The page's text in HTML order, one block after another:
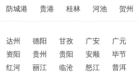
防城港 贵港 桂林 河池 贺州
达州 德阳 甘孜 广安 广元
资阳 贵州 贵阳 安顺 毕节
红河 丽江 临沧 怒江 普洱